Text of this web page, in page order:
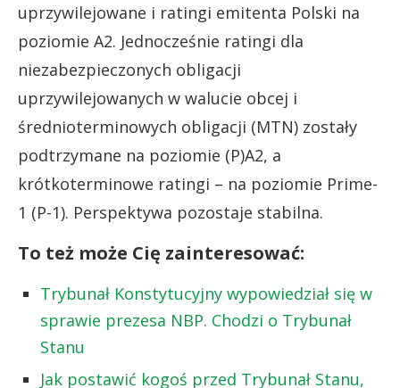
uprzywilejowane i ratingi emitenta Polski na
poziomie A2. Jednocześnie ratingi dla
niezabezpieczonych obligacji
uprzywilejowanych w walucie obcej i
średnioterminowych obligacji (MTN) zostały
podtrzymane na poziomie (P)A2, a
krótkoterminowe ratingi – na poziomie Prime-
1 (P-1). Perspektywa pozostaje stabilna.
To też może Cię zainteresować:
Trybunał Konstytucyjny wypowiedział się w
sprawie prezesa NBP. Chodzi o Trybunał
Stanu
Jak postawić kogoś przed Trybunał Stanu,